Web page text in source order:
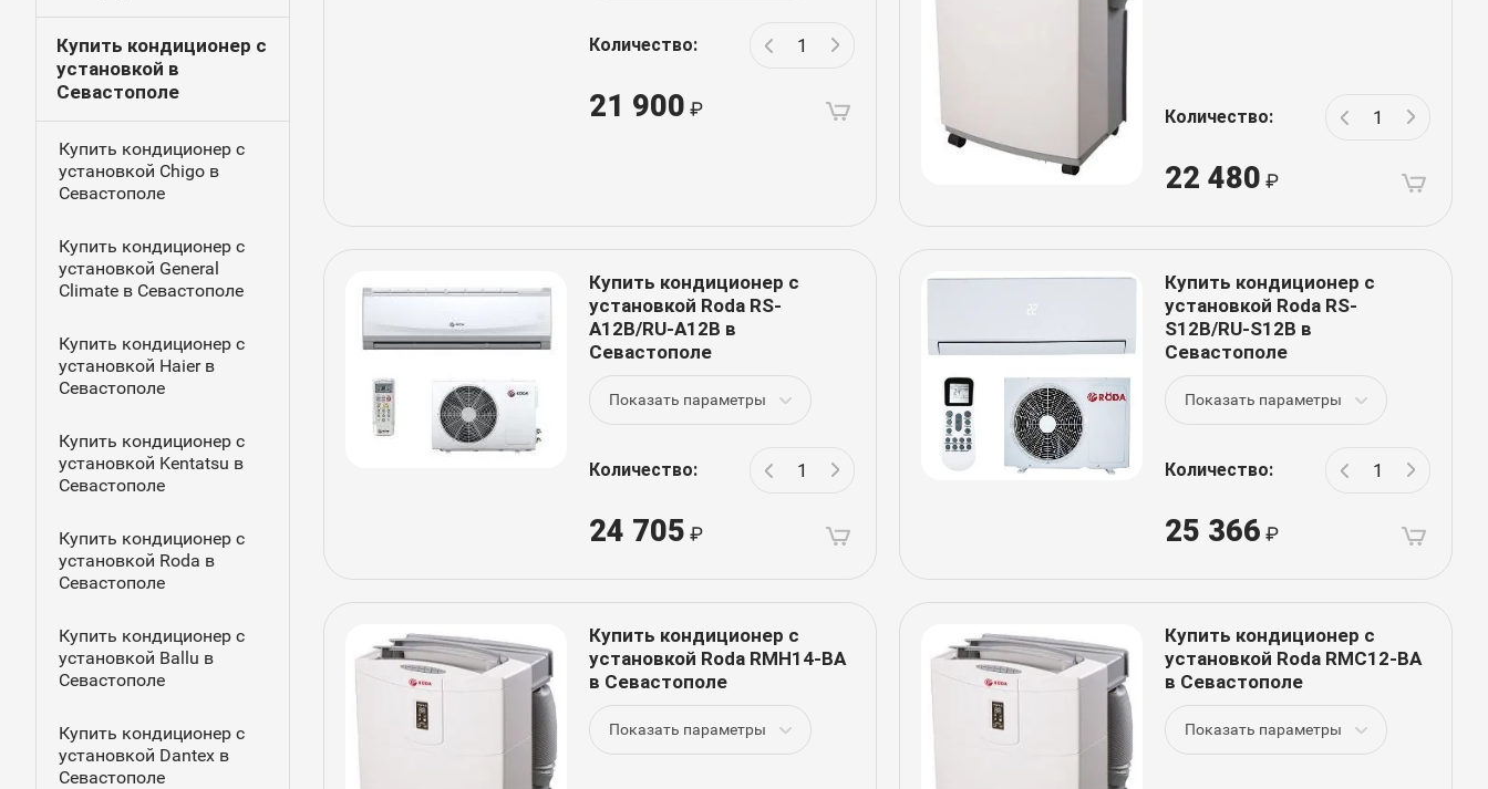
Купить кондиционер с
установкой в
Севастополе
Купить кондиционер с
установкой Chigo в
Севастополе
Купить кондиционер с
установкой General
Climate в Севастополе
Купить кондиционер с
установкой Haier в
Севастополе
Купить кондиционер с
установкой Kentatsu в
Севастополе
Купить кондиционер с
установкой Rodа в
Севастополе
Купить кондиционер с
установкой Ballu в
Севастополе
Купить кондиционер с
установкой Dantex в
Севастополе
Количество:
21 900 Количество:
22 480
Купить кондиционер с
установкой Roda RS-
A12B/RU-A12B в
Севастополе
Показать параметры
Количество:
24 705
Купить кондиционер с
установкой Roda RS-
S12B/RU-S12B в
Севастополе
Показать параметры
Количество:
25 366
Купить кондиционер с
установкой Roda RMH14-BA
в Севастополе
Показать параметры
Купить кондиционер с
установкой Roda RMC12-BA
в Севастополе
Показать параметры